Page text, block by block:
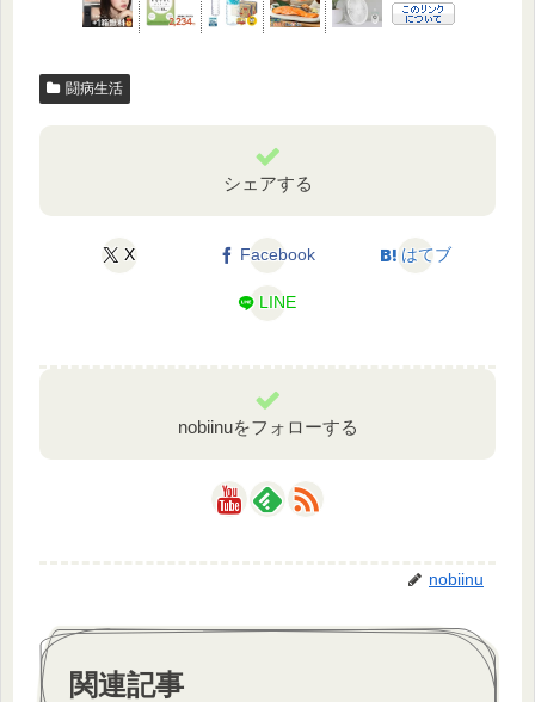
闘病生活
シェアする
X Facebook はてブ
LINE
nobiinuをフォローする
nobiinu
関連記事